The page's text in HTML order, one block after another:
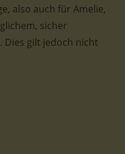
also auch für Amelie,
sicher
Dies gilt jedoch nicht